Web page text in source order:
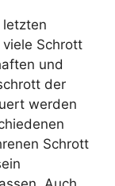
letzten
Schrott
und
der
werden
Schrott